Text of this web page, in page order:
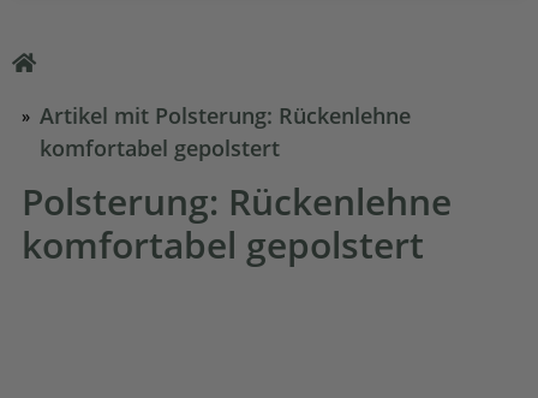
Artikel mit Polsterung: Rückenlehne
komfortabel gepolstert
Polsterung: Rückenlehne
komfortabel gepolstert